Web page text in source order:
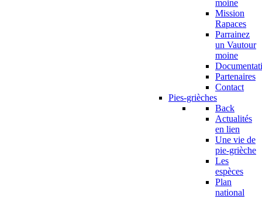
moine
Mission
Rapaces
Parrainez
un Vautour
moine
Partenaires
Contact
Pies-grièches
Back
Actualités
en lien
Une vie de
pie-grièche
Les
espèces
Plan
national